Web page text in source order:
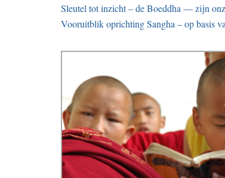
Sleutel tot inzicht – de Boeddha — zijn
Vooruitblik oprichting Sangha – op basis